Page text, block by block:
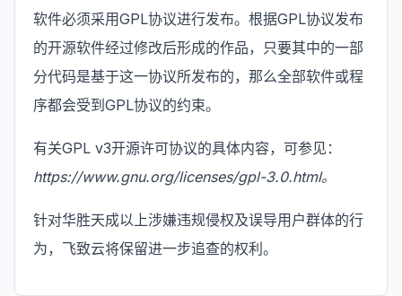
软件必须采用GPL协议进行发布。根据GPL协议发布
的开源软件经过修改后形成的作品，只要其中的一部
分代码是基于这一协议所发布的，那么全部软件或程
序都会受到GPL协议的约束。
有关GPL v3开源许可协议的具体内容，可参见：
https://www.gnu.org/licenses/gpl-3.0.html。
针对华胜天成以上涉嫌违规侵权及误导用户群体的行
为，飞致云将保留进一步追查的权利。